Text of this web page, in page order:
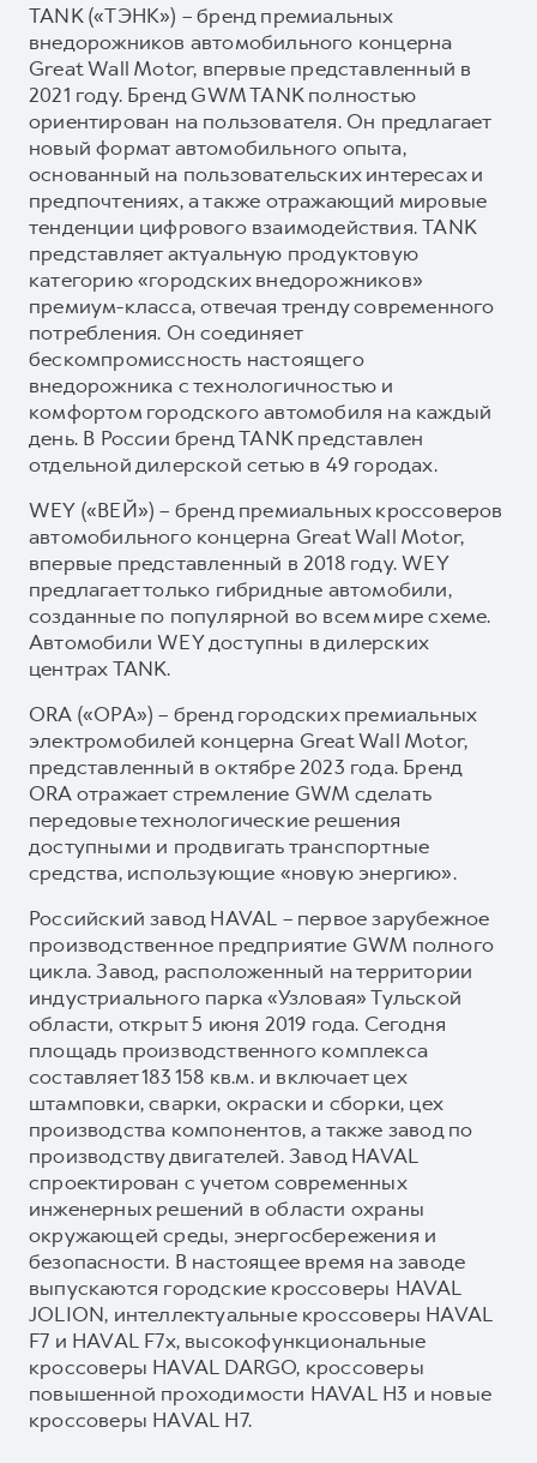
TANK («ТЭНК») – бренд премиальных
внедорожников автомобильного концерна
Great Wall Motor, впервые представленный в
2021 году. Бренд GWM TANK полностью
ориентирован на пользователя. Он предлагает
новый формат автомобильного опыта,
основанный на пользовательских интересах и
предпочтениях, а также отражающий мировые
тенденции цифрового взаимодействия. TANK
представляет актуальную продуктовую
категорию «городских внедорожников»
премиум-класса, отвечая тренду современного
потребления. Он соединяет
бескомпромиссность настоящего
внедорожника с технологичностью и
комфортом городского автомобиля на каждый
день. В России бренд TANK представлен
отдельной дилерской сетью в 49 городах.
WEY («ВЕЙ») – бренд премиальных кроссоверов
автомобильного концерна Great Wall Motor,
впервые представленный в 2018 году. WEY
предлагает только гибридные автомобили,
созданные по популярной во всем мире схеме.
Автомобили WEY доступны в дилерских
центрах TANK.
ORA («ОРА») – бренд городских премиальных
электромобилей концерна Great Wall Motor,
представленный в октябре 2023 года. Бренд
ORA отражает стремление GWM сделать
передовые технологические решения
доступными и продвигать транспортные
средства, использующие «новую энергию».
Российский завод HAVAL – первое зарубежное
производственное предприятие GWM полного
цикла. Завод, расположенный на территории
индустриального парка «Узловая» Тульской
области, открыт 5 июня 2019 года. Сегодня
площадь производственного комплекса
составляет 183 158 кв.м. и включает цех
штамповки, сварки, окраски и сборки, цех
производства компонентов, а также завод по
производству двигателей. Завод HAVAL
спроектирован с учетом современных
инженерных решений в области охраны
окружающей среды, энергосбережения и
безопасности. В настоящее время на заводе
выпускаются городские кроссоверы HAVAL
JOLION, интеллектуальные кроссоверы HAVAL
F7 и HAVAL F7x, высокофункциональные
кроссоверы HAVAL DARGO, кроссоверы
повышенной проходимости HAVAL H3 и новые
кроссоверы HAVAL H7.